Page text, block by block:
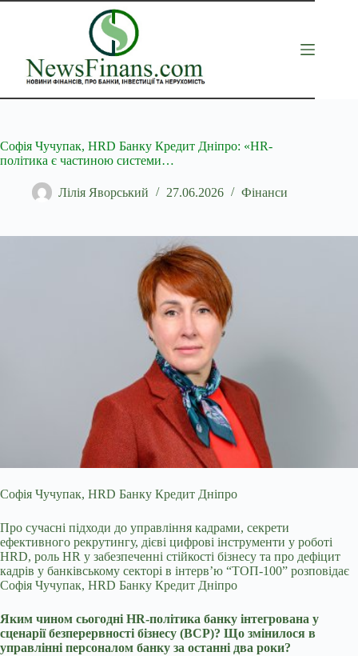
Перейти
Софія Чучупак, HRD Банку Кредит Дніпро: «HR-
політика є частиною системи…
Лілія Яворський 27.06.2026 Фінанси
Софія Чучупак, HRD Банку Кредит Дніпро
Про сучасні підходи до управління кадрами, секрети
ефективного рекрутингу, дієві цифрові інструменти у роботі
HRD, роль HR у забезпеченні стійкості бізнесу та про дефіцит
кадрів у банківському секторі в інтерв’ю “ТОП-100” розповідає
Софія Чучупак, HRD Банку Кредит Дніпро
Яким чином сьогодні HR-політика банку інтегрована у
сценарії безперервності бізнесу (BCP)? Що змінилося в
управлінні персоналом банку за останні два роки?